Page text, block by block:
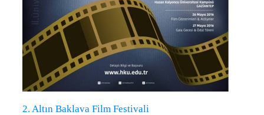
2. Altın Baklava Film Festivali